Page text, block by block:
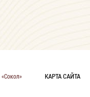
КАРТА САЙТА